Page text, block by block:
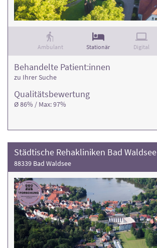
Ambulant Stationär Digital
Qualitäts­bewertung
Ø 86% / Max: 97%
Behandelte Patient:innen
zu Ihrer Suche
Städtische Rehakliniken Bad Waldsee
88339 Bad Waldsee